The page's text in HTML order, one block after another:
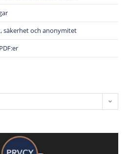
säkerhet och anonymitet